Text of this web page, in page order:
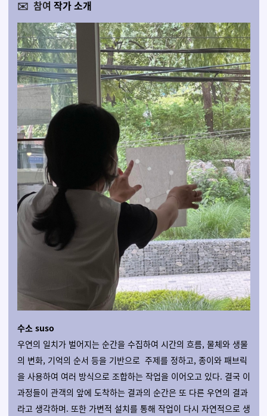
✉️ 참여 작가 소개
수소 suso
우연의 일치가 벌어지는 순간을 수집하여 시간의 흐름, 물체와 생물
의 변화, 기억의 순서 등을 기반으로 주제를 정하고, 종이와 패브릭
을 사용하여 여러 방식으로 조합하는 작업을 이어오고 있다. 결국 이
과정들이 관객의 앞에 도착하는 결과의 순간은 또 다른 우연의 결과
라고 생각하며. 또한 가변적 설치를 통해 작업이 다시 자연적으로 생